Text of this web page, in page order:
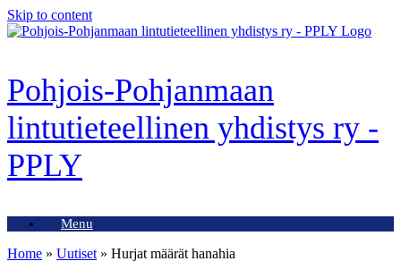
Skip to content
Pohjois-Pohjanmaan
lintutieteellinen yhdistys ry -
PPLY
Menu
Home » Uutiset » Hurjat määrät hanahia